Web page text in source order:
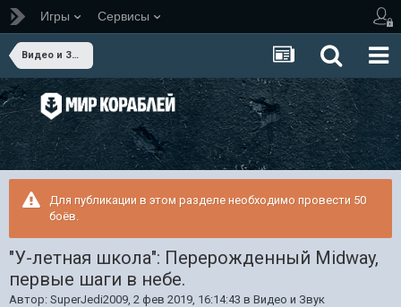
Игры Сервисы
Видео и Звук
Для публикации в этом разделе необходимо провести 50
боёв.
"У-летная школа": Перерожденный Midway,
первые шаги в небе.
Автор: SuperJedi2009, 2 фев 2019, 16:14:43 в Видео и Звук